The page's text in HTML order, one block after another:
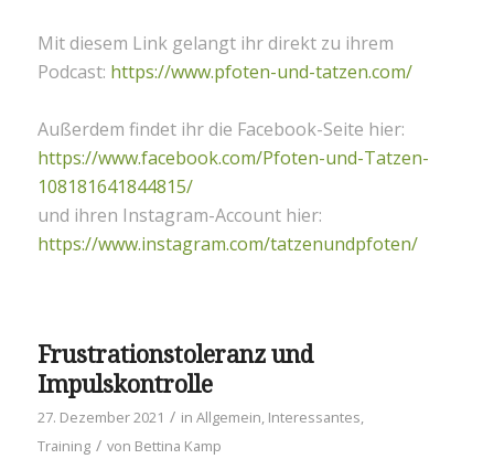
Mit diesem Link gelangt ihr direkt zu ihrem
Podcast: https://www.pfoten-und-tatzen.com/
Außerdem findet ihr die Facebook-Seite hier:
https://www.facebook.com/Pfoten-und-Tatzen-
108181641844815/
und ihren Instagram-Account hier:
https://www.instagram.com/tatzenundpfoten/
Frustrationstoleranz und
Impulskontrolle
27. Dezember 2021 / in Allgemein, Interessantes,
Training / von Bettina Kamp